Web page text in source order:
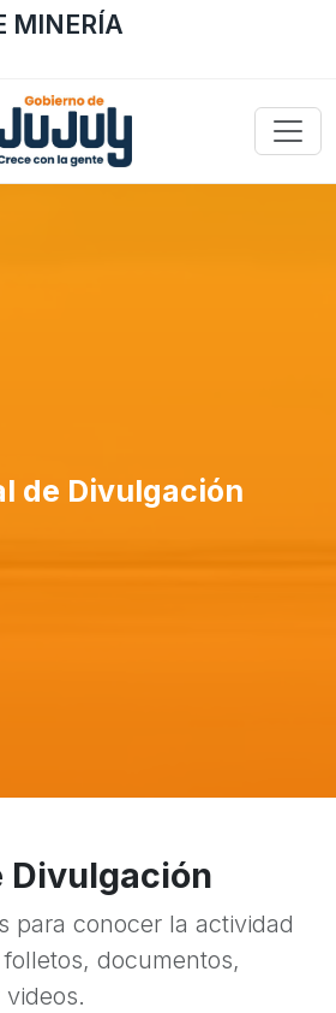
MINERÍA
de Divulgación
Divulgación
para conocer la actividad
documentos,